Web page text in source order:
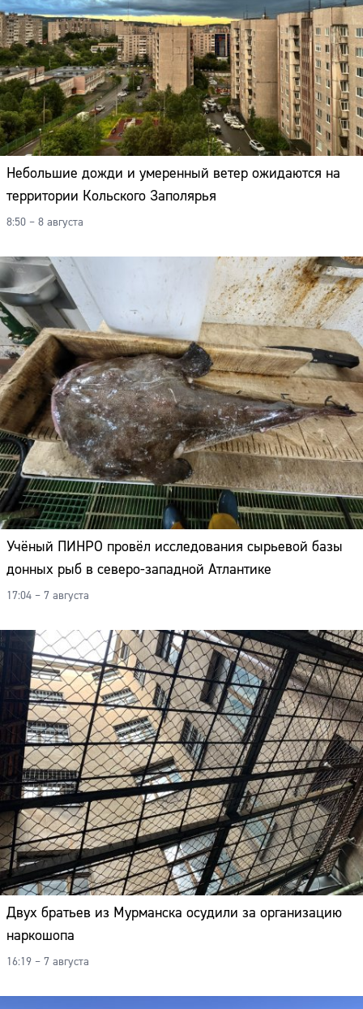
Небольшие дожди и умеренный ветер ожидаются на
территории Кольского Заполярья
8:50 – 8 августа
Учёный ПИНРО провёл исследования сырьевой базы
донных рыб в северо-западной Атлантике
17:04 – 7 августа
Двух братьев из Мурманска осудили за организацию
наркошопа
16:19 – 7 августа